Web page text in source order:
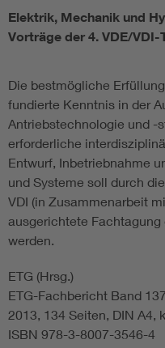
Energy grids
Energy storage
Renewable energies
Elektrik, Mechanik und
Vorträge der 4. VDE/VDI-
Die bestmögliche
fundierte Kenntnis in der
Antriebstechnologie und -
erforderliche
Entwurf, Inbetriebnahme
und Systeme soll durch
VDI (in Zusammenarbeit
ausgerichtete
werden.
ETG (Hrsg.)
ETG-Fachbericht Band 137
2013, 134 Seiten, DIN A4,
ISBN 978-3-8007-3546-4